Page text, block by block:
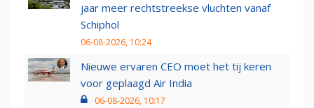
jaar meer rechtstreekse vluchten vanaf
Schiphol
06-08-2026, 10:24
Nieuwe ervaren CEO moet het tij keren
voor geplaagd Air India
06-08-2026, 10:17